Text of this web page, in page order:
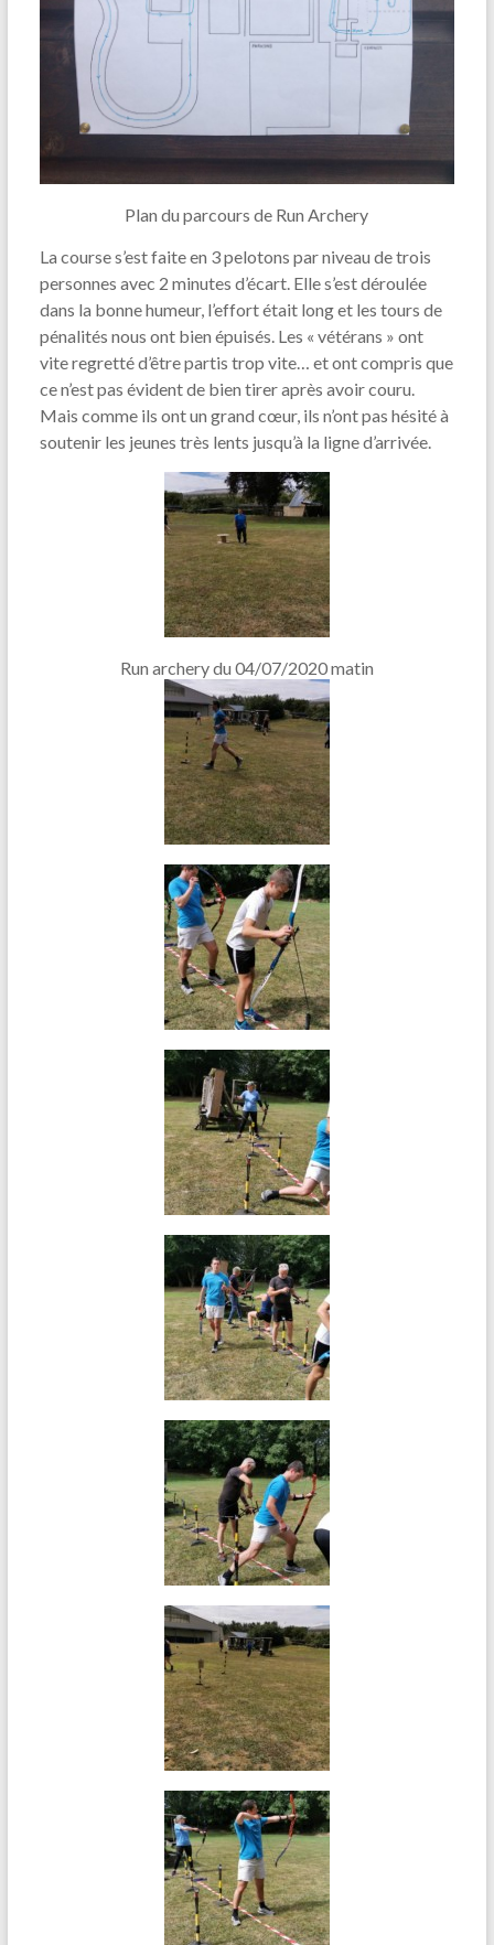
Plan du parcours de Run Archery
La course s’est faite en 3 pelotons par niveau de trois
personnes avec 2 minutes d’écart. Elle s’est déroulée
dans la bonne humeur, l’effort était long et les tours de
pénalités nous ont bien épuisés. Les « vétérans » ont
vite regretté d’être partis trop vite… et ont compris que
ce n’est pas évident de bien tirer après avoir couru.
Mais comme ils ont un grand cœur, ils n’ont pas hésité à
soutenir les jeunes très lents jusqu’à la ligne d’arrivée.
Run archery du 04/07/2020 matin